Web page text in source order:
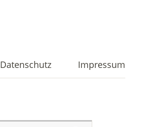
Datenschutz Impressum